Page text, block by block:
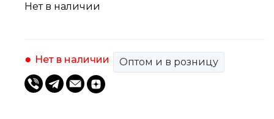
Нет в наличии
Нет в наличии Оптом и в розницу